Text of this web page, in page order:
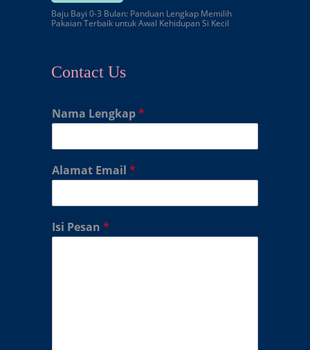
Baju Bayi 0-3 Bulan: Panduan Lengkap Memilih
Pakaian Terbaik untuk Awal Kehidupan Si Kecil
Contact Us
Nama Lengkap*
Alamat Email *
Isi Pesan *